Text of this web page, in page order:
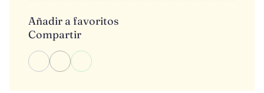
Añadir a favoritos
Compartir